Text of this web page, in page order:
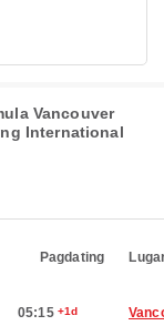
Vancouver
International
Pagdating
05:15 +1d